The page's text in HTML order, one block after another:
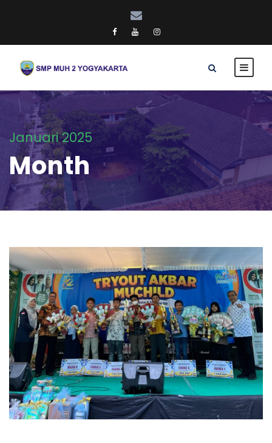
Januari 2025
Month